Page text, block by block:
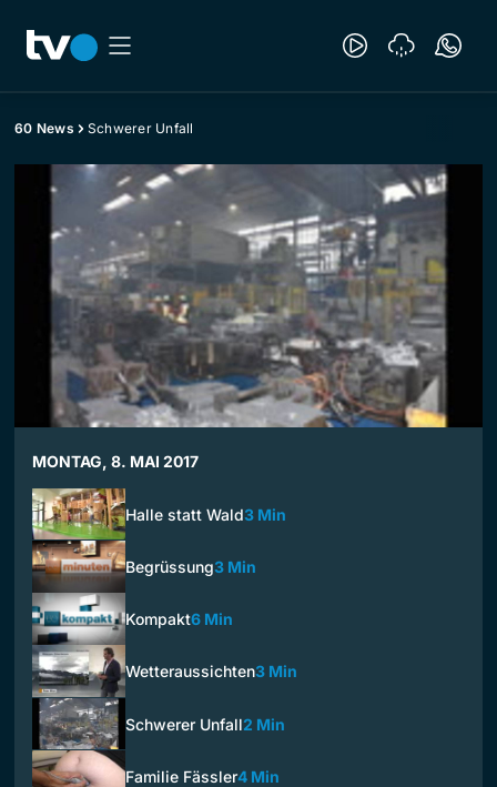
60 News Schwerer Unfall
MONTAG, 8. MAI 2017
Halle statt Wald3 Min
Begrüssung3 Min
Kompakt6 Min
Wetteraussichten3 Min
Schwerer Unfall2 Min
Familie Fässler4 Min